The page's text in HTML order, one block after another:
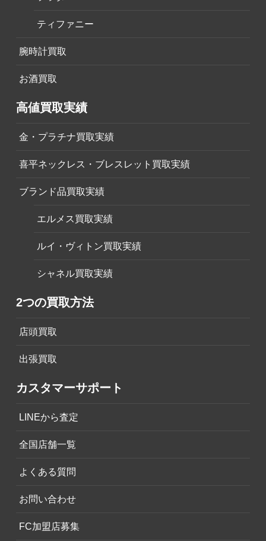
ティファニー
腕時計買取
お酒買取
高値買取実績
金・プラチナ買取実績
喜平ネックレス・ブレスレット買取実績
ブランド品買取実績
エルメス買取実績
ルイ・ヴィトン買取実績
シャネル買取実績
2つの買取方法
店頭買取
出張買取
カスタマーサポート
LINEから査定
全国店舗一覧
よくある質問
お問い合わせ
FC加盟店募集